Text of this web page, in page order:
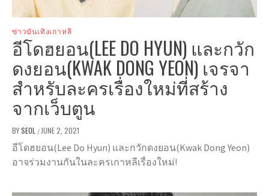
ข่าวบันเทิงเกาหลี
อีโดฮยอน(LEE DO HYUN) และกวัก
ดงยอน(KWAK DONG YEON) เจรจา
สำหรับละครเรื่องใหม่ที่สร้าง
จากเว็บตูน
BYSEOL /JUNE 2, 2021
อีโดฮยอน(Lee Do Hyun) และกวักดงยอน(Kwak Dong Yeon)
อาจร่วมงานกันในละครเกาหลีเรื่องใหม่!